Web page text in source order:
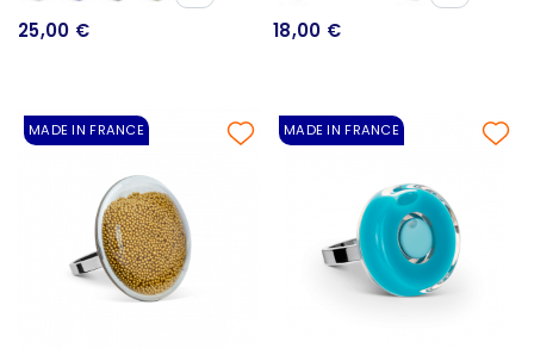
25,00 € 18,00 €
MADE IN FRANCE MADE IN FRANCE